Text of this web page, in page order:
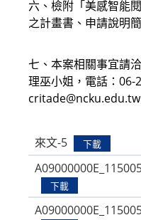
六、檢附「美感智能
之計畫書、申請說明
七、本案相關事宜請
理巫小姐，電話：
critade@ncku.edu.tw
來文-5 下載
下載